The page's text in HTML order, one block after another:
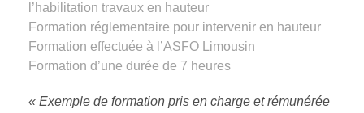
l’habilitation travaux en hauteur
Formation réglementaire pour intervenir en hauteur
Formation effectuée à l’ASFO Limousin
Formation d’une durée de 7 heures
« Exemple de formation pris en charge et rémunérée